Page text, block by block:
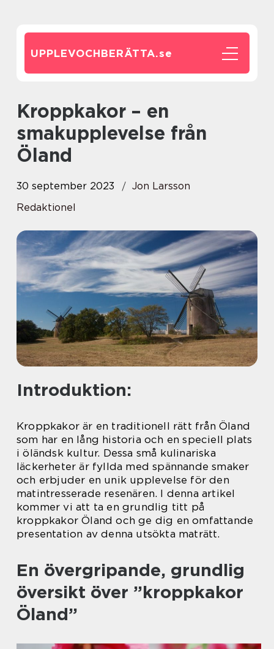
UPPLEVOCHBERÄTTA.se
Kroppkakor – en
smakupplevelse från
Öland
30 september 2023
Jon Larsson
Redaktionel
Introduktion:
Kroppkakor är en traditionell rätt från Öland
som har en lång historia och en speciell plats
i öländsk kultur. Dessa små kulinariska
läckerheter är fyllda med spännande smaker
och erbjuder en unik upplevelse för den
matintresserade resenären. I denna artikel
kommer vi att ta en grundlig titt på
kroppkakor Öland och ge dig en omfattande
presentation av denna utsökta maträtt.
En övergripande, grundlig
översikt över ”kroppkakor
Öland”